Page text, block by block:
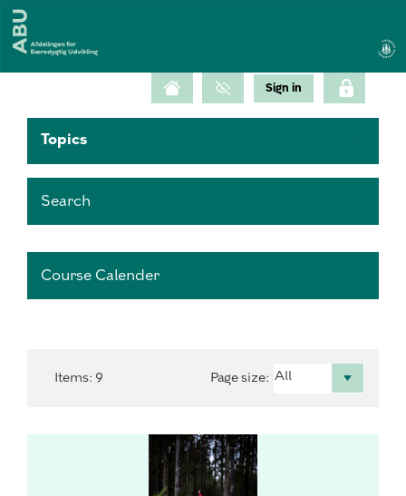
Topics
Search
Course Calender
Items: 9 Page size: